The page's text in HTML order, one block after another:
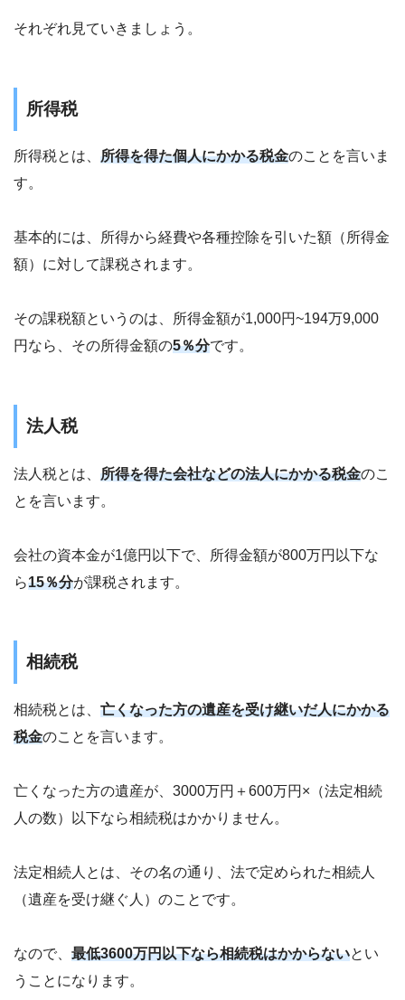
それぞれ見ていきましょう。
所得税
所得税とは、 所得を得た個人にかかる税金のことを言いま
す。
基本的には、所得から経費や各種控除を引いた額（所得金
額）に対して課税されます。
その課税額というのは、所得金額が1,000円~194万9,000
円なら、その所得金額の5％分です。
法人税
法人税とは、 所得を得た会社などの法人にかかる税金のこ
とを言います。
会社の資本金が1億円以下で、所得金額が800万円以下な
ら15％分が課税されます。
相続税
相続税とは、 亡くなった方の遺産を受け継いだ人にかかる
税金のことを言います。
亡くなった方の遺産が、3000万円＋600万円×（法定相続
人の数）以下なら相続税はかかりません。
法定相続人とは、その名の通り、法で定められた相続人
（遺産を受け継ぐ人）のことです。
なので、 最低3600万円以下なら相続税はかからないとい
うことになります。